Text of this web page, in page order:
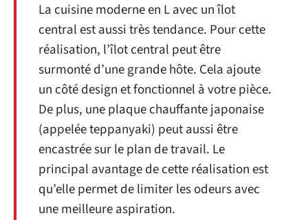
La cuisine moderne en L avec un îlot
central est aussi très tendance. Pour cette
réalisation, l’îlot central peut être
surmonté d’une grande hôte. Cela ajoute
un côté design et fonctionnel à votre pièce.
De plus, une plaque chauffante japonaise
(appelée teppanyaki) peut aussi être
encastrée sur le plan de travail. Le
principal avantage de cette réalisation est
qu’elle permet de limiter les odeurs avec
une meilleure aspiration.